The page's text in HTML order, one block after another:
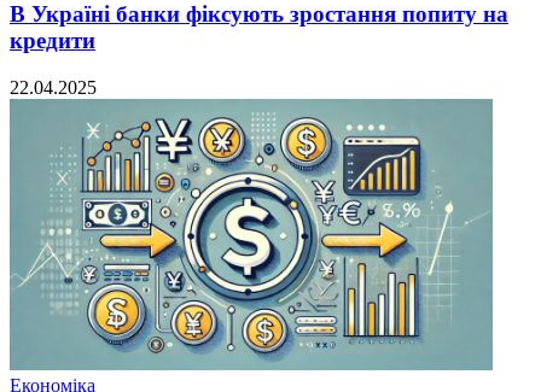
В Україні банки фіксують зростання попиту на
кредити
22.04.2025
Економіка